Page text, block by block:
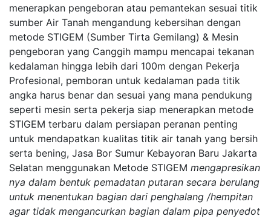
menerapkan pengeboran atau pemantekan sesuai titik
sumber Air Tanah mengandung kebersihan dengan
metode STIGEM (Sumber Tirta Gemilang) & Mesin
pengeboran yang Canggih mampu mencapai tekanan
kedalaman hingga lebih dari 100m dengan Pekerja
Profesional, pemboran untuk kedalaman pada titik
angka harus benar dan sesuai yang mana pendukung
seperti mesin serta pekerja siap menerapkan metode
STIGEM terbaru dalam persiapan peranan penting
untuk mendapatkan kualitas titik air tanah yang bersih
serta bening, Jasa Bor Sumur Kebayoran Baru Jakarta
Selatan menggunakan Metode STIGEM mengapresikan
nya dalam bentuk pemadatan putaran secara berulang
untuk menentukan bagian dari penghalang /hempitan
agar tidak mengancurkan bagian dalam pipa penyedot